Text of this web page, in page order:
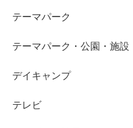
テーマパーク
テーマパーク・公園・施設
デイキャンプ
テレビ